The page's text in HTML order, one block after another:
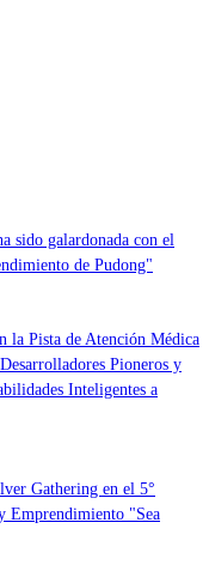
sido galardonada con el
de Pudong"
la Pista de Atención Médica
Pioneros y
Inteligentes a
Gathering en el 5°
Emprendimiento "Sea